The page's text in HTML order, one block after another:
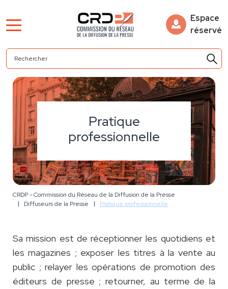
Espace
réservé
Pratique
professionnelle
CRDP - Commission du Réseau de la Diffusion de la Presse
Diffuseurs de la Presse
Pratique professionnelle
Sa mission est de réceptionner les quotidiens et
les magazines ; exposer les titres à la vente au
public ; relayer les opérations de promotion des
éditeurs de presse ; retourner, au terme de la